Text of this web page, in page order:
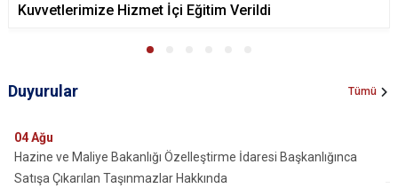
Kuvvetlerimize Hizmet İçi Eğitim Verildi
Duyurular Tümü
04Ağu
Hazine ve Maliye Bakanlığı Özelleştirme İdaresi Başkanlığınca
Satışa Çıkarılan Taşınmazlar Hakkında